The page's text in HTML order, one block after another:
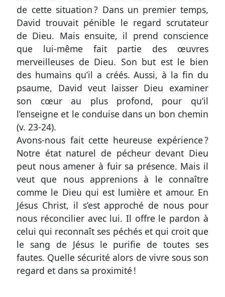
de cette situation ? Dans un premier temps,
David trouvait pénible le regard scrutateur
de Dieu. Mais ensuite, il prend conscience
que lui-même fait partie des œuvres
merveilleuses de Dieu. Son but est le bien
des humains qu’il a créés. Aussi, à la fin du
psaume, David veut laisser Dieu examiner
son cœur au plus profond, pour qu’il
l’enseigne et le conduise dans un bon chemin
(v. 23-24).
Avons-nous fait cette heureuse expérience ?
Notre état naturel de pécheur devant Dieu
peut nous amener à fuir sa présence. Mais il
veut que nous apprenions à le connaître
comme le Dieu qui est lumière et amour. En
Jésus Christ, il s’est approché de nous pour
nous réconcilier avec lui. Il offre le pardon à
celui qui reconnaît ses péchés et qui croit que
le sang de Jésus le purifie de toutes ses
fautes. Quelle sécurité alors de vivre sous son
regard et dans sa proximité !
?
Signaler
une
erreur
Participer
aux
coûts
du
site